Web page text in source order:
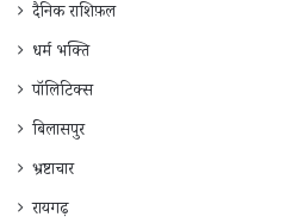
दैनिक राशिफ़ल
धर्म भक्ति
पॉलिटिक्स
बिलासपुर
भ्रष्टाचार
रायगढ़